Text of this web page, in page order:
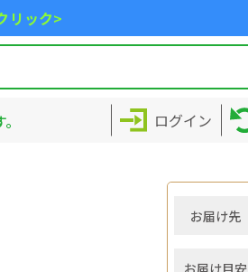
リック>
ログイン
お届け先
お届け目安